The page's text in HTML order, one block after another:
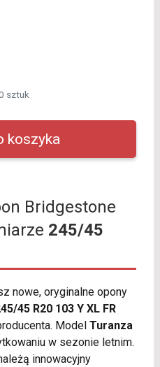
sztuk
Bridgestone
245/45
nowe, oryginalne opony
45 R20 103 Y XL FR
Model Turanza
w sezonie letnim.
innowacyjny